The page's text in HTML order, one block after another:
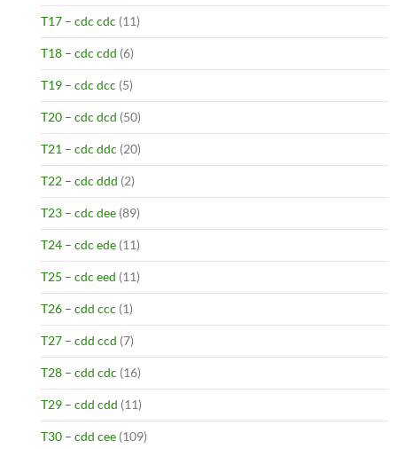
T17 – cdc cdc (11)
T18 – cdc cdd (6)
T19 – cdc dcc (5)
T20 – cdc dcd (50)
T21 – cdc ddc (20)
T22 – cdc ddd (2)
T23 – cdc dee (89)
T24 – cdc ede (11)
T25 – cdc eed (11)
T26 – cdd ccc (1)
T27 – cdd ccd (7)
T28 – cdd cdc (16)
T29 – cdd cdd (11)
T30 – cdd cee (109)